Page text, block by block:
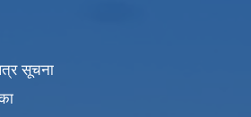
सूचना